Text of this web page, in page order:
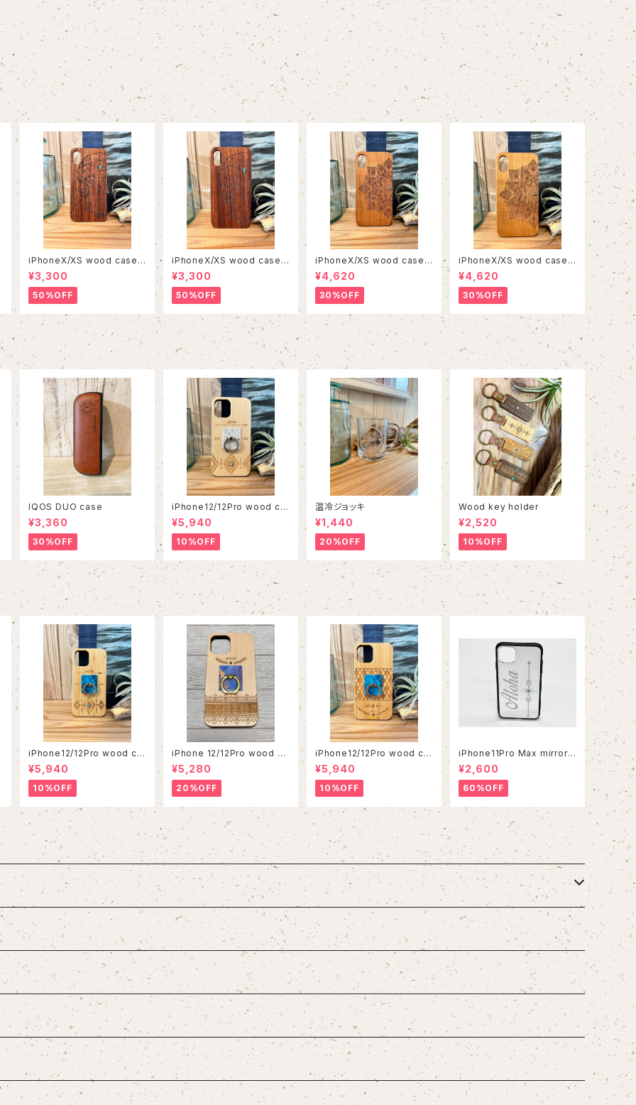
iPhoneX/XS wood case
33
¥3,300
50%OFF
iPhoneX/XS wood case
31
¥3,300
50%OFF
iPhoneX/XS wood case 1
5
¥4,620
30%OFF
iPhoneX/XS wood case 1
2
¥4,620
30%OFF
IQOS DUO case
¥3,360
30%OFF
iPhone12/12Pro wood ca
se
¥5,940
10%OFF
温冷ジョッキ
¥1,440
20%OFF
Wood key holder
¥2,520
10%OFF
iPhone12/12Pro wood ca
se
¥5,940
10%OFF
iPhone 12/12Pro wood ca
se
¥5,280
20%OFF
iPhone12/12Pro wood ca
se
¥5,940
10%OFF
iPhone11Pro Max mirror c
ase
¥2,600
60%OFF